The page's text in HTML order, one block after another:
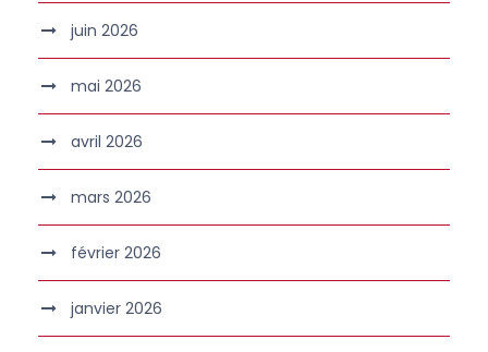
juin 2026
mai 2026
avril 2026
mars 2026
février 2026
janvier 2026